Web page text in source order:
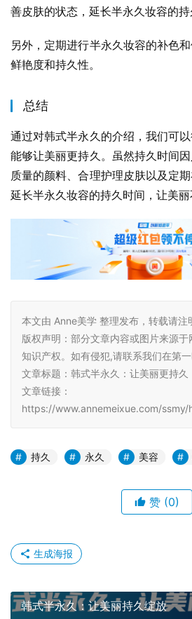
善皮肤的状态，延长半永久妆容的持
另外，定期进行半永久妆容的补色
鲜艳度和持久性。
总结
通过对韩式半永久的介绍，我们可
能够让美丽更持久。虽然持久时间
质量的颜料、合理护理皮肤以及定
延长半永久妆容的持久时间，让美丽
本文由 Anne美学 整理发布，转载请注
版权声明：部分文章内容或图片来源
知识产权。如有侵犯,请联系我们在第一
文章标题：韩式半永久：让美丽更持久
文章链接：
https://www.annemeixue.com/
持久 永久 美容
赞 (0)
生成海报
韩式半永久：让美丽持久绽放